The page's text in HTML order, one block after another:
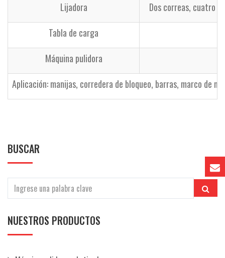
Lijadora
Dos correas, cuatro
Tabla de carga
Máquina pulidora
Aplicación: manijas, corredera de bloqueo, barras, marco de
BUSCAR
NUESTROS PRODUCTOS